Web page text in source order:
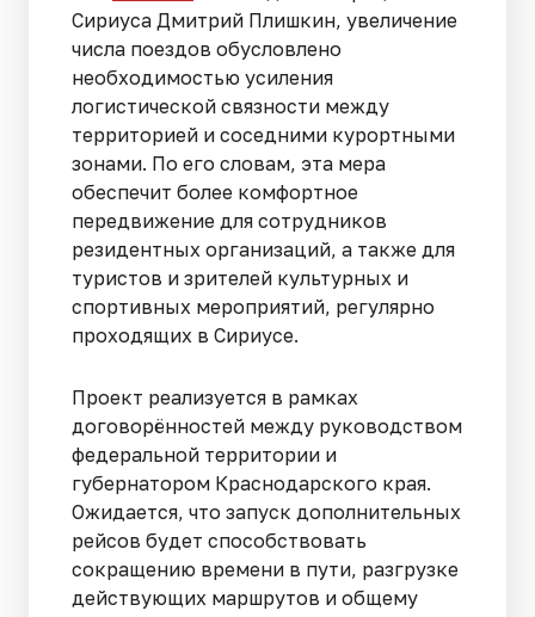
Сириуса Дмитрий Плишкин, увеличение
числа поездов обусловлено
необходимостью усиления
логистической связности между
территорией и соседними курортными
зонами. По его словам, эта мера
обеспечит более комфортное
передвижение для сотрудников
резидентных организаций, а также для
туристов и зрителей культурных и
спортивных мероприятий, регулярно
проходящих в Сириусе.
Проект реализуется в рамках
договорённостей между руководством
федеральной территории и
губернатором Краснодарского края.
Ожидается, что запуск дополнительных
рейсов будет способствовать
сокращению времени в пути, разгрузке
действующих маршрутов и общему